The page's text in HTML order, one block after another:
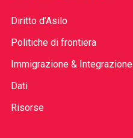
Diritto d’Asilo
Politiche di frontiera
Immigrazione & Integrazione
Dati
Risorse